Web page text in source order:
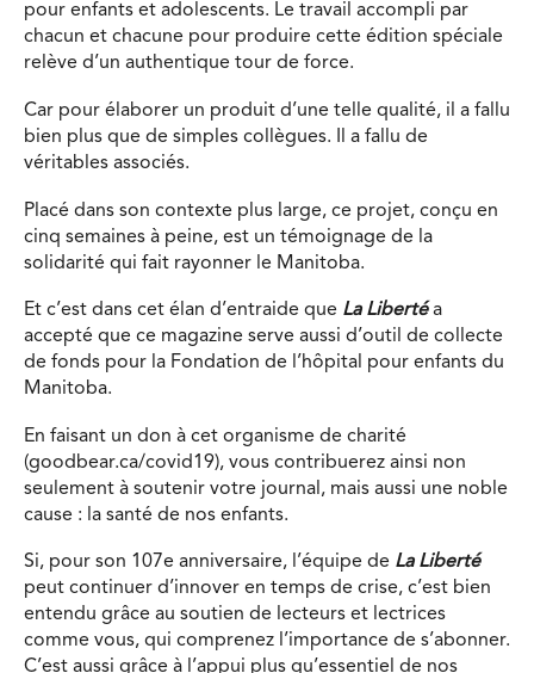
pour enfants et adolescents. Le travail accompli par
chacun et chacune pour produire cette édition spéciale
relève d’un authentique tour de force.
Car pour élaborer un produit d’une telle qualité, il a fallu
bien plus que de simples collègues. Il a fallu de
véritables associés.
Placé dans son contexte plus large, ce projet, conçu en
cinq semaines à peine, est un témoignage de la
solidarité qui fait rayonner le Manitoba.
Et c’est dans cet élan d’entraide que La Libertéa
accepté que ce magazine serve aussi d’outil de collecte
de fonds pour la Fondation de l’hôpital pour enfants du
Manitoba.
En faisant un don à cet organisme de charité
(goodbear.ca/covid19), vous contribuerez ainsi non
seulement à soutenir votre journal, mais aussi une noble
cause : la santé de nos enfants.
Si, pour son 107e anniversaire, l’équipe de La Liberté
peut continuer d’innover en temps de crise, c’est bien
entendu grâce au soutien de lecteurs et lectrices
comme vous, qui comprenez l’importance de s’abonner.
C’est aussi grâce à l’appui plus qu’essentiel de nos